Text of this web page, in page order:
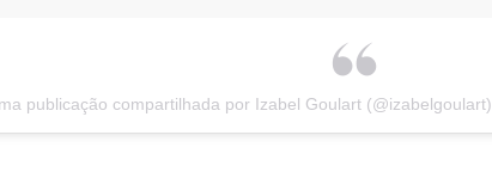
publicação compartilhada por Izabel Goulart (@izabelgoulart)